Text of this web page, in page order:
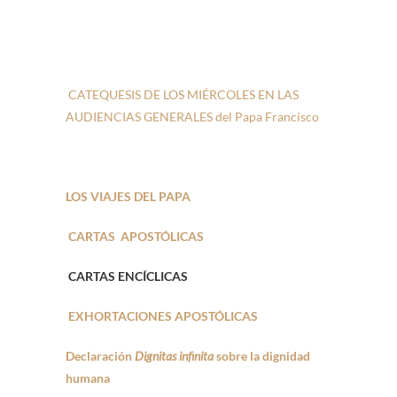
CATEQUESIS DE LOS MIÉRCOLES EN LAS
AUDIENCIAS GENERALES del Papa Francisco
LOS VIAJES DEL PAPA
CARTAS APOSTÓLICAS
CARTAS ENCÍCLICAS
EXHORTACIONES APOSTÓLICAS
DeclaraciónDignitas infinitasobre la dignidad
humana